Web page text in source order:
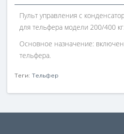
Пульт управления с
для тельфера модели 200/400 кг.
Основное назначение:
тельфера.
Теги: Тельфер